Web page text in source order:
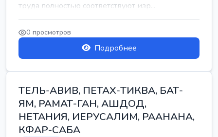
труда полностью соответствуют изр...
0 просмотров
Подробнее
ТЕЛЬ-АВИВ, ПЕТАХ-ТИКВА, БАТ-
ЯМ, РАМАТ-ГАН, АШДОД,
НЕТАНИЯ, ИЕРУСАЛИМ, РААНАНА,
КФАР-САБА